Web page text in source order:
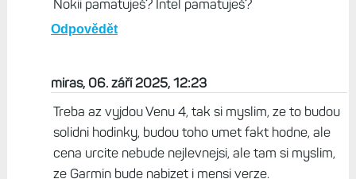
Nokii pamatuješ? Intel pamatuješ?
Odpovědět
miras, 06. září 2025, 12:23
Treba az vyjdou Venu 4, tak si myslim, ze to budou
solidni hodinky, budou toho umet fakt hodne, ale
cena urcite nebude nejlevnejsi, ale tam si myslim,
ze Garmin bude nabizet i mensi verze.